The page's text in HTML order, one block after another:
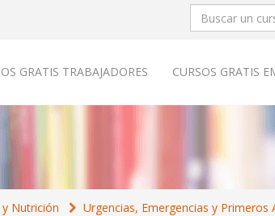
GRATIS TRABAJADORES CURSOS GRATIS
Nutrición Urgencias, Emergencias y Primeros